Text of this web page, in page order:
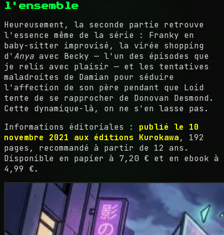
l'ensemble
Heureusement, la seconde partie retrouve
l'essence même de la série : Franky en
baby-sitter improvisé, la virée shopping
d' Anya avec Becky — l'un des épisodes que
je relis avec plaisir — et les tentatives
maladroites de Damian pour séduire
l'affection de son père pendant que Loid
tente de se rapprocher de Donovan Desmond.
Cette dynamique-là, on ne s'en lasse pas.
Informations éditoriales : publié le 10
novembre 2021 aux éditions Kurokawa, 192
pages, recommandé à partir de 12 ans.
Disponible en papier à 7,20 € et en ebook à
4,99 €.